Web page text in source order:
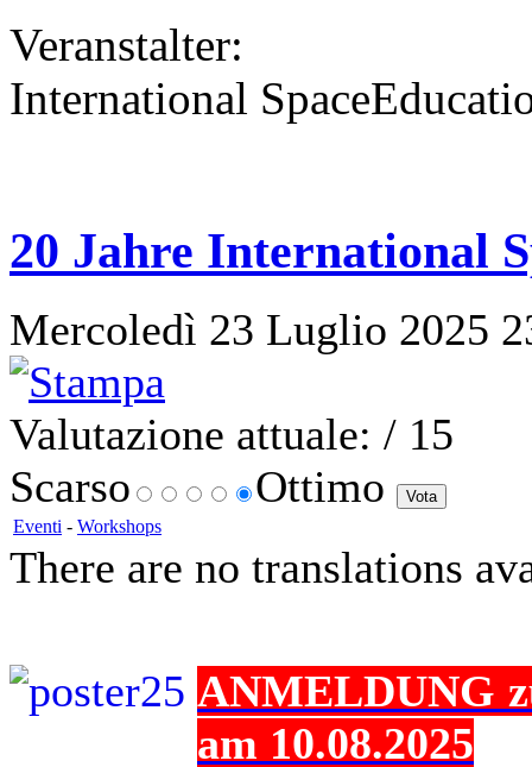
Veranstalter:
International
20 Jahre International
Mercoledì 23 Luglio 2025
Valutazione attuale: / 15
Scarso
Ottimo
Eventi - Workshops
There are no translations
ANMELDUNG
am 10.08.2025